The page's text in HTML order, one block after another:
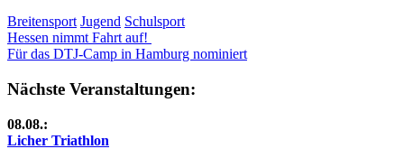
Breitensport Jugend Schulsport
Beitragsnavigation
Vorheriger
Beitrag:
Hessen nimmt Fahrt auf!
Nächster
Für das DTJ-Camp in Hamburg nominiert
Nächste Veranstaltungen:
08.08.:
Licher Triathlon